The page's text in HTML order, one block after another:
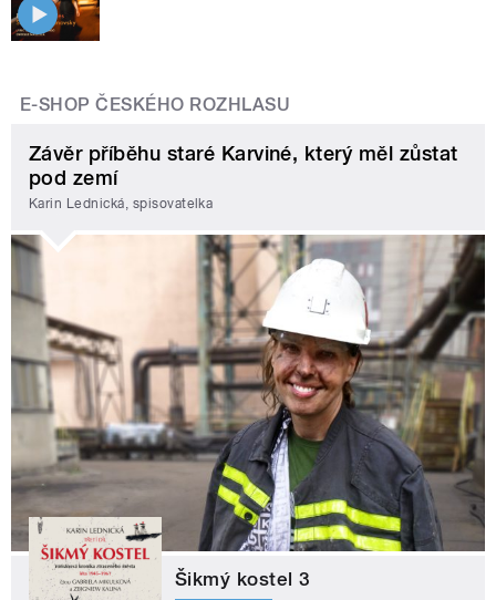
E-SHOP ČESKÉHO ROZHLASU
Závěr příběhu staré Karviné, který měl zůstat
pod zemí
Karin Lednická, spisovatelka
Šikmý kostel 3